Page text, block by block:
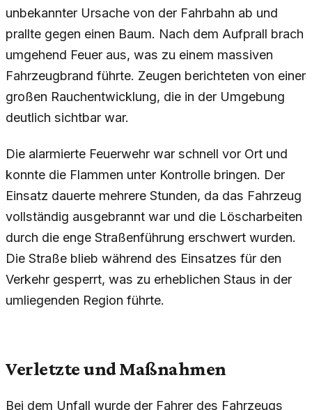
unbekannter Ursache von der Fahrbahn ab und
prallte gegen einen Baum. Nach dem Aufprall brach
umgehend Feuer aus, was zu einem massiven
Fahrzeugbrand führte. Zeugen berichteten von einer
großen Rauchentwicklung, die in der Umgebung
deutlich sichtbar war.
Die alarmierte Feuerwehr war schnell vor Ort und
konnte die Flammen unter Kontrolle bringen. Der
Einsatz dauerte mehrere Stunden, da das Fahrzeug
vollständig ausgebrannt war und die Löscharbeiten
durch die enge Straßenführung erschwert wurden.
Die Straße blieb während des Einsatzes für den
Verkehr gesperrt, was zu erheblichen Staus in der
umliegenden Region führte.
Verletzte und Maßnahmen
Bei dem Unfall wurde der Fahrer des Fahrzeugs